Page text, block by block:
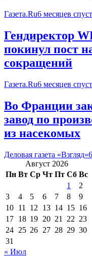
Газета.Ru6 месяцев
Гендиректор
покинул пост
сокращений
Газета.Ru6 месяцев
Во Франции
завод по
из насекомых
Деловая газета «Взгляд»
Август 2026
Пн Вт Ср Чт Пт Сб Вс
1
2
3
4 5 6 7 8
9
10 11 12 13 14 15 16
17 18 19 20 21 22 23
24 25 26 27 28 29 30
31
« Июл